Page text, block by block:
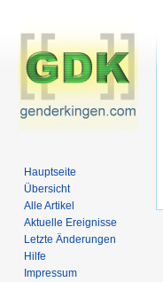
Hauptseite
Übersicht
Alle Artikel
Aktuelle Ereignisse
Letzte Änderungen
Hilfe
Impressum